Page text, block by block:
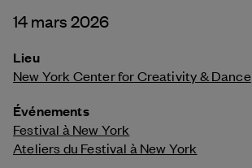
14 mars 2026
Lieu
New York Center for Creativity & Dance
Événements
Festival à New York
Ateliers du Festival à New York